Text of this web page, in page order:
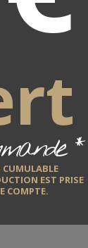
*
EST PRISE
COMPTE.
IL ?